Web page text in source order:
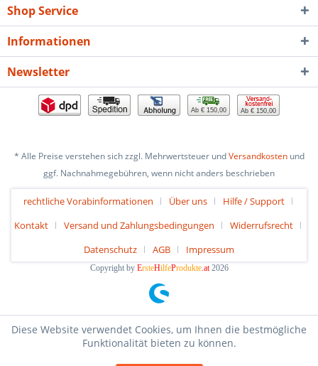
Shop Service
Informationen
Newsletter
Ab € 150,00 Ab € 150,00
* Alle Preise verstehen sich zzgl. Mehrwertsteuer undVersandkostenund
ggf. Nachnahmegebühren, wenn nicht anders beschrieben
rechtliche Vorabinformationen Über uns
Hilfe / Support
Kontakt
Versand und Zahlungsbedingungen
Widerrufsrecht
Datenschutz
AGB Impressum
Copyright by ErsteHilfeProdukte.at2026
Diese Website verwendet Cookies, um Ihnen die bestmögliche
Funktionalität bieten zu können.